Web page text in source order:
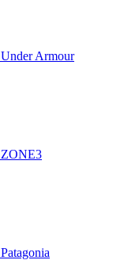
Under Armour
ZONE3
Patagonia